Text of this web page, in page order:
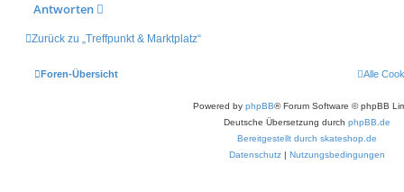
Antworten
Zurück zu „Treffpunkt & Marktplatz“
Foren-Übersicht Alle
Powered by phpBB® Forum Software © phpBB
Deutsche Übersetzung durch phpBB.de
Bereitgestellt durch skateshop.de
Datenschutz | Nutzungsbedingungen